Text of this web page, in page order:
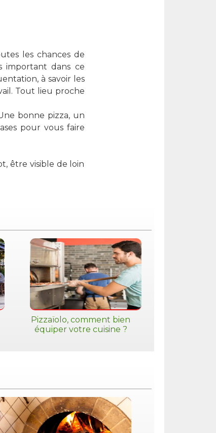
les chances de
important dans ce
à savoir les
Tout lieu proche
bonne pizza, un
pour vous faire
être visible de loin
Pizzaïolo, comment bien
équiper votre cuisine ?